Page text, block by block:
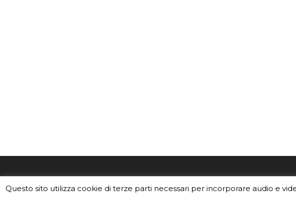
divulgazione dell'INAF,Istituto
Leggi i Crediti.
Questo sito utilizza cookie di terze parti necessari per incorporare audio e